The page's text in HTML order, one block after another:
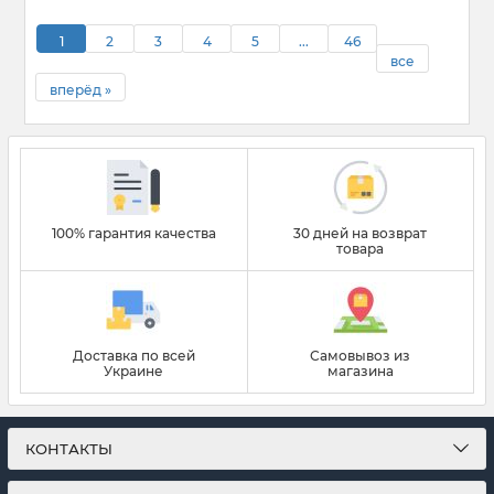
1 2 3 4 5 ...
46
все
вперёд »
100% гарантия качества
30 дней на возврат
товара
Доставка по всей
Украине
Самовывоз из
магазина
КОНТАКТЫ